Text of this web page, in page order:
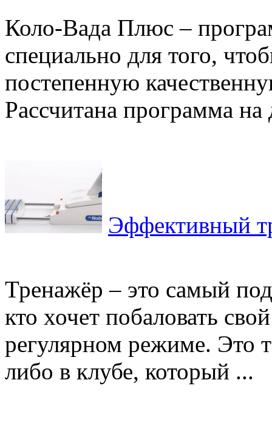
Коло-Вада Плюс –
специально для того,
постепенную
Рассчитана программа на
Эффективный
Тренажёр – это самый
кто хочет побаловать
регулярном режиме. Это
либо в клубе, который ...